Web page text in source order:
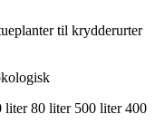
til krydderurter
liter80 liter 500 liter400